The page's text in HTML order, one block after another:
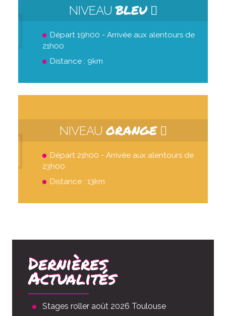
NIVEAUBLEU
Départ 19h00 - Arrivée aux alentours de
21h00
Distance : 9km
NIVEAU ORANGE
Départ 21h00 - Arrivée aux alentours de
23h00
Distance : 13km
Dernières
Actualités
Stages roller août 2026 Toulouse